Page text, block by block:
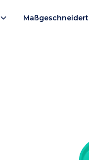
Maßgeschneidert